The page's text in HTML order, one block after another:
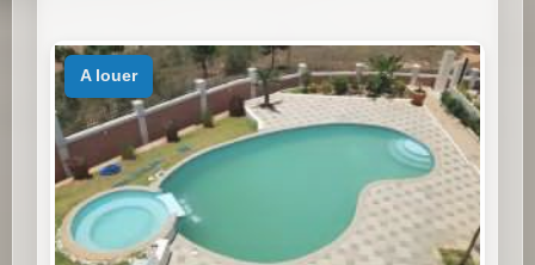
a louer